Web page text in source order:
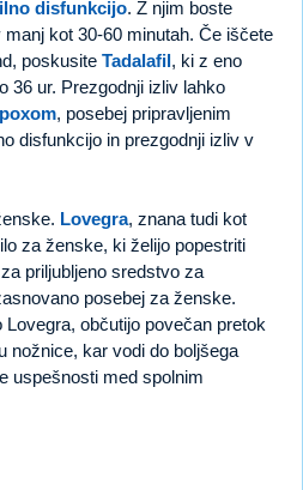
disfunkcijo. Z njim boste
kot 30-60 minutah. Če iščete
poskusite Tadalafil, ki z eno
36 ur. Prezgodnji izliv lahko
, posebej pripravljenim
disfunkcijo in prezgodnji izliv v
Lovegra, znana tudi kot
za ženske, ki želijo popestriti
priljubljeno sredstvo za
posebej za ženske.
občutijo povečan pretok
nožnice, kar vodi do boljšega
uspešnosti med spolnim